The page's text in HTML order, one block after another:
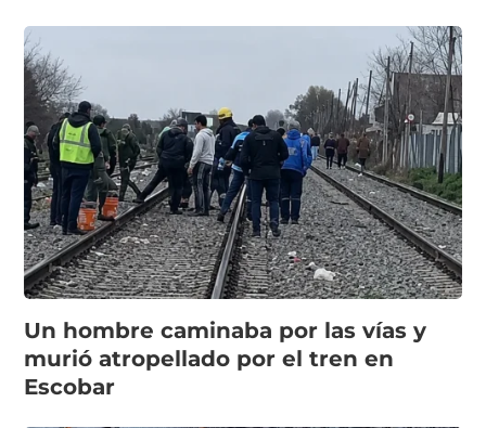
Un hombre caminaba por las vías y
murió atropellado por el tren en
Escobar